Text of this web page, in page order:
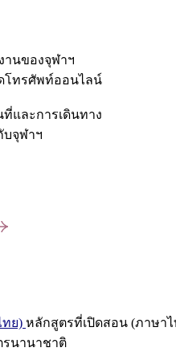
านของจุฬาฯ
โทรศัพท์ออนไลน์
ที่และการเดินทาง
บจุฬาฯ
ย) หลักสูตรที่เปิดสอน (ภาษาไ
นานาชาติ